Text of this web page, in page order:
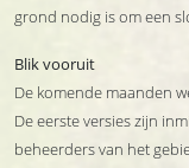
grond nodig is om een
Blik vooruit
De komende maanden
De eerste versies zijn
beheerders van het